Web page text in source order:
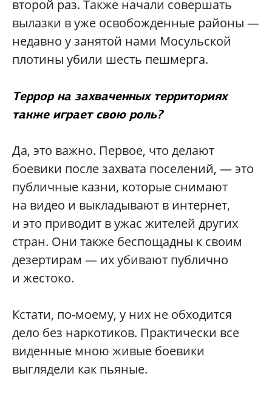
второй раз. Также начали совершать
вылазки в уже освобожденные районы —
недавно у занятой нами Мосульской
плотины убили шесть пешмерга.
Террор на захваченных территориях
также играет свою роль?
Да, это важно. Первое, что делают
боевики после захвата поселений, — это
публичные казни, которые снимают
на видео и выкладывают в интернет,
и это приводит в ужас жителей других
стран. Они также беспощадны к своим
дезертирам — их убивают публично
и жестоко.
Кстати, по-моему, у них не обходится
дело без наркотиков. Практически все
виденные мною живые боевики
выглядели как пьяные.